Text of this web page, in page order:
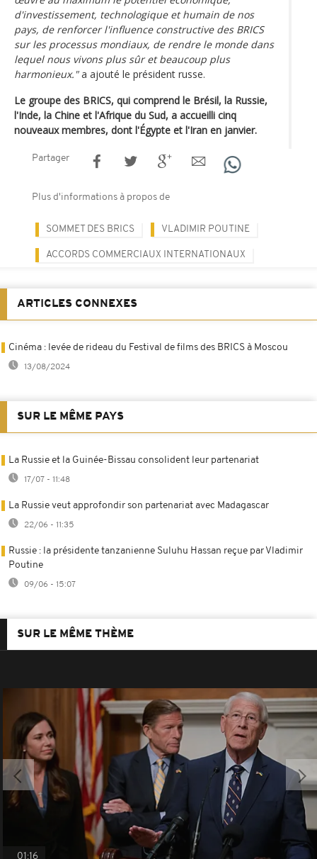
d'investissement, technologique et humain de nos
pays, de renforcer l'influence constructive des BRICS
sur les processus mondiaux, de rendre le monde dans
lequel nous vivons plus sûr et beaucoup plus
harmonieux."a ajouté le président russe.
Le groupe des BRICS, qui comprend le Brésil, la Russie,
l'Inde, la Chine et l'Afrique du Sud, a accueilli cinq
nouveaux membres, dont l'Égypte et l'Iran en janvier.
Partager
Plus d'informations à propos de
SOMMET DES BRICS VLADIMIR POUTINE
ACCORDS COMMERCIAUX INTERNATIONAUX
ARTICLES CONNEXES
Cinéma : levée de rideau du Festival de films des BRICS à Moscou
13/08/2024
SUR LE MÊME PAYS
La Russie et la Guinée-Bissau consolident leur partenariat
17/07 - 11:48
La Russie veut approfondir son partenariat avec Madagascar
22/06 - 11:35
Russie : la présidente tanzanienne Suluhu Hassan reçue par Vladimir
Poutine
09/06 - 15:07
SUR LE MÊME THÈME
01:16